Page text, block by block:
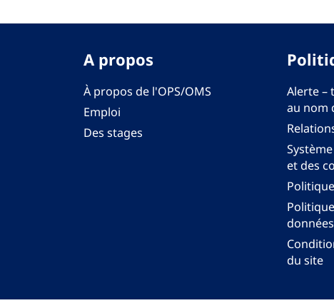
A propos
À propos de l'OPS/OMS
Emploi
Des stages
Alerte –
au nom
et des
du site